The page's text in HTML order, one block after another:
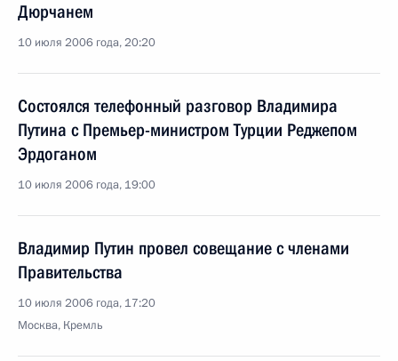
Дюрчанем
10 июля 2006 года, 20:20
Состоялся телефонный разговор Владимира
Путина с Премьер-министром Турции Реджепом
Эрдоганом
10 июля 2006 года, 19:00
Владимир Путин провел совещание с членами
Правительства
10 июля 2006 года, 17:20
Москва, Кремль